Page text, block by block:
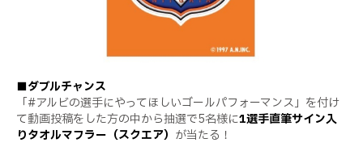
■ダブルチャンス
「#アルビの選手にやってほしいゴールパフォーマンス」を付け
て動画投稿をした方の中から抽選で5名様に1選手直筆サイン入
りタオルマフラー（スクエア） が当たる！